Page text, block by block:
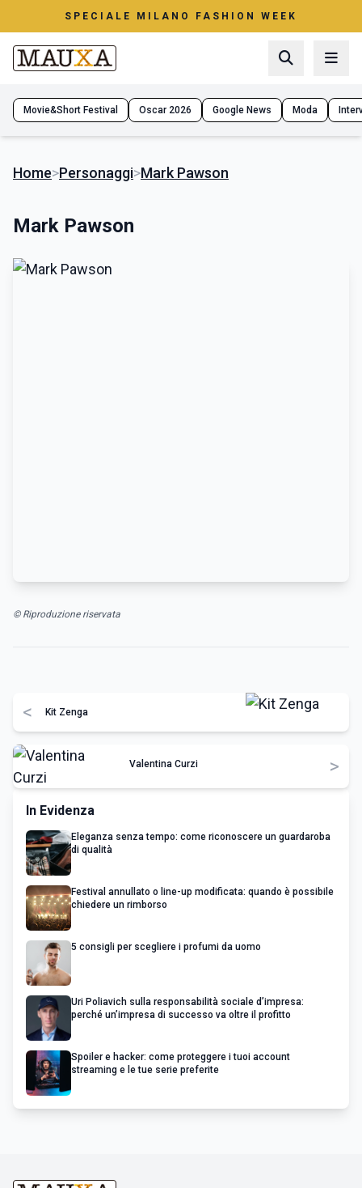
SPECIALE MILANO FASHION WEEK
Movie&Short Festival Oscar 2026 Google News Moda
Home>Personaggi>Mark Pawson
Mark Pawson
© Riproduzione riservata
< Kit Zenga
Valentina Curzi >
In Evidenza
Eleganza senza tempo: come riconoscere un guardaroba
di qualità
Festival annullato o line-up modificata: quando è possibile
chiedere un rimborso
5 consigli per scegliere i profumi da uomo
Uri Poliavich sulla responsabilità sociale d’impresa:
perché un’impresa di successo va oltre il profitto
Spoiler e hacker: come proteggere i tuoi account
streaming e le tue serie preferite